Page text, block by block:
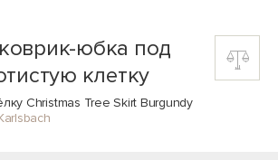
юбка под
клетку
Christmas Tree Skirt Burgundy